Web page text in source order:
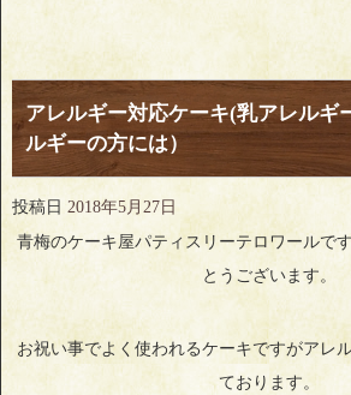
アレルギー対応ケーキ(乳アレルギ
ルギーの方には）
投稿日 2018年5月27日
青梅のケーキ屋パティスリーテロワールで
とうございます。
お祝い事でよく使われるケーキですがアレ
ております。